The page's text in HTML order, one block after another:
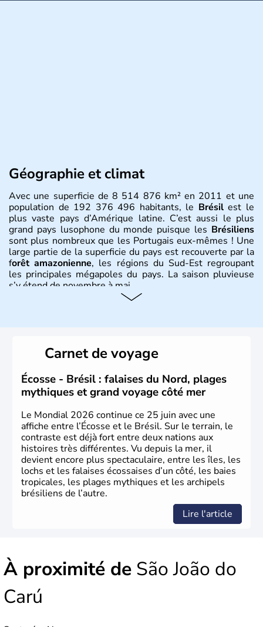
Géographie et climat
Avec une superficie de 8 514 876 km² en 2011 et une
population de 192 376 496 habitants, le Brésilest le
plus vaste pays d’Amérique latine. C’est aussi le plus
grand pays lusophone du monde puisque les Brésiliens
sont plus nombreux que les Portugais eux-mêmes ! Une
large partie de la superficie du pays est recouverte par la
forêt amazonienne, les régions du Sud-Est regroupant
les principales mégapoles du pays. La saison pluvieuse
s’y étend de novembre à mai.
du Brésil ont été atteintes par le portugais Cabral en
1500. Durant le XVIe siècle, de très nombreux esclaves
venus d'Afrique ont permis une large exploitation des
ressources en sucre du pays.
Carnet de voyage
Écosse - Brésil : falaises du Nord, plages
mythiques et grand voyage côté mer
Le Mondial 2026 continue ce 25 juin avec une
affiche entre l’Écosse et le Brésil. Sur le terrain, le
contraste est déjà fort entre deux nations aux
histoires très différentes. Vu depuis la mer, il
devient encore plus spectaculaire, entre les îles, les
lochs et les falaises écossaises d’un côté, les baies
tropicales, les plages mythiques et les archipels
brésiliens de l’autre.
Lire l'article
À proximité de São João do
Carú